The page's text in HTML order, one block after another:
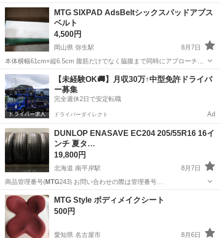
神奈川 横浜市
MTG SIXPAD AdsBeltシックスパッドアブス
ベルト
4,500円
岡山県 弥生駅
8月7日
本体横幅61cm×縦6.5cm 腹筋だけでなく脇腹まで同時にアプローチで
きます。 充電式USB電を採用しています。 約3～5時間のフル充電で
約30回使用可能です。 充電器ケーブルが付いていないです。 目立つ大
きな絆は無いが...
岡山 倉敷市 弥生駅 その他
【未経験OK🚚】月収30万↑中型免許ドライバ
ー募集
完全週休2日で安定転職
ドライバーダイレクト Ad
DUNLOP ENASAVE EC204 205/55R16 16イ
ンチ 夏タ…
19,800円
北海道 南平岸駅
8月7日
商品管理番号(MTG243) お問い合わせの際は管理番号…
北海道 札幌市 タイヤ、ホイール
MTG Style ボディメイクシート
500円
愛知県 名古屋市
8月6日